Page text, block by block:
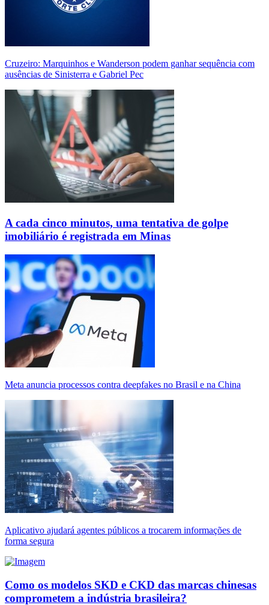
Cruzeiro: Marquinhos e Wanderson podem ganhar sequência com
ausências de Sinisterra e Gabriel Pec
A cada cinco minutos, uma tentativa de golpe
imobiliário é registrada em Minas
Meta anuncia processos contra deepfakes no Brasil e na China
Aplicativo ajudará agentes públicos a trocarem informações de
forma segura
Como os modelos SKD e CKD das marcas chinesas
comprometem a indústria brasileira?